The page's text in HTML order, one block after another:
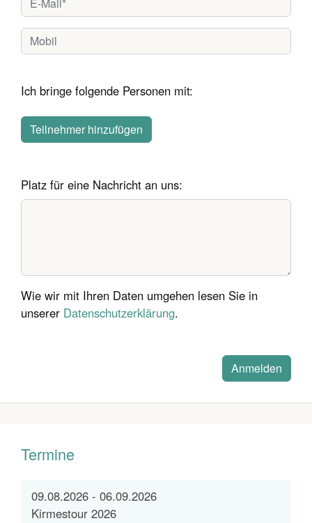
Ich bringe folgende Personen mit:
Teilnehmer hinzufügen
Platz für eine Nachricht an uns:
Wie wir mit Ihren Daten umgehen lesen Sie in
unserer Datenschutzerklärung.
Termine
09.08.2026 - 06.09.2026
Kirmestour 2026